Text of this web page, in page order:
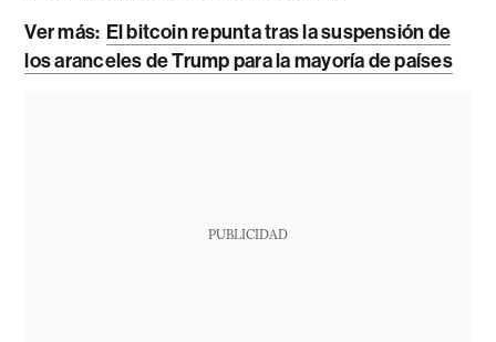
Ver más: El bitcoin repunta tras la suspensión de
los aranceles de Trump para la mayoría de países
PUBLICIDAD